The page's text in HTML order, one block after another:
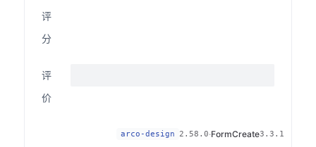
arco-design 2.58.0·FormCreate3.3.1
评
分
评
价